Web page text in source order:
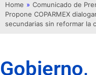
Home » Comunicado de
Propone COPARMEX
secundarias sin reformar la
Gobierno,